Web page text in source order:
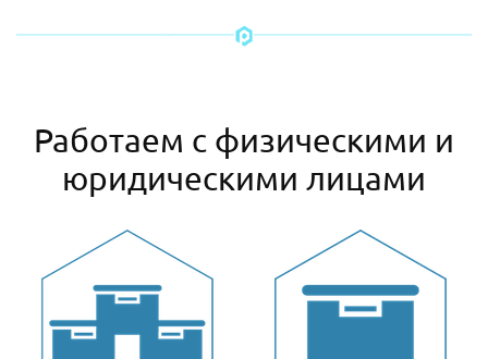
Работаем с физическими и
юридическими лицами